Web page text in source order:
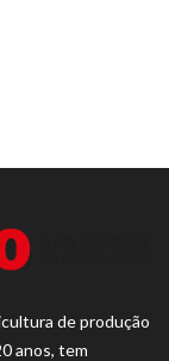
de produção
anos, tem